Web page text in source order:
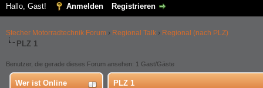
Hallo, Gast! Anmelden Registrieren
Stecher Motorradtechnik Forum › Regional Talk › Regional (nach PLZ)
PLZ 1
Benutzer, die gerade dieses Forum ansehen: 1 Gast/Gäste
Wer ist Online PLZ 1